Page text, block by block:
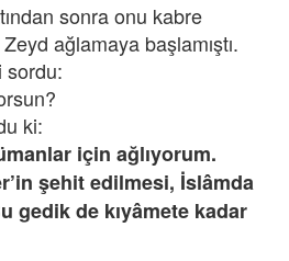
sonra onu kabre
ağlamaya başlamıştı.
sordu:
ki:
için ağlıyorum.
şehit edilmesi, İslâmda
gedik de kıyâmete kadar